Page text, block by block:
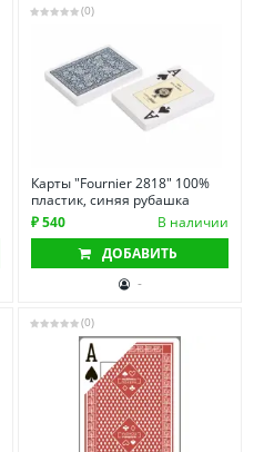
(0)
Карты "Fournier 2818" 100%
пластик, синяя рубашка
₽ 540
В наличии
ДОБАВИТЬ
-
(0)